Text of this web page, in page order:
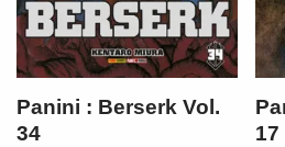
Panini : Berserk Vol.
34
17